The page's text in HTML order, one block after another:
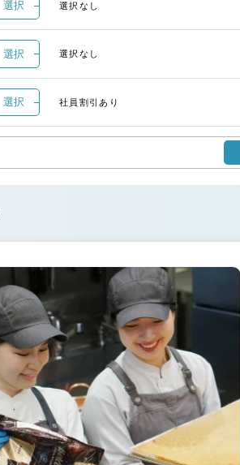
選択 選択なし
選択 選択なし
選択 社員割引あり